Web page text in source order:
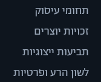
תחומי עיסוק
זכויות יוצרים
תביעות ייצוגיות
לשון הרע ופרטיות